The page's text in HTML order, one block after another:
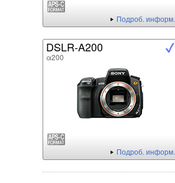
Подроб. информ.
DSLR-A200
α200
Подроб. информ.